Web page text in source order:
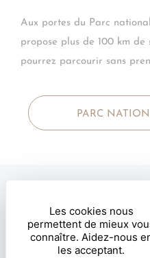
Aux portes du Parc
propose plus de 100 km de
pourrez parcourir sans
PARC
Les cookies nous
permettent de mieux
connaître. Aidez-nous
les acceptant.